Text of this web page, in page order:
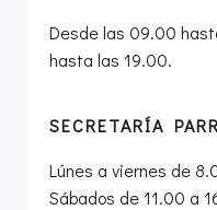
Desde las 09.00
hasta las 19.00.
SECRETARÍA
Lúnes a viernes de
Sábados de 11.00 a